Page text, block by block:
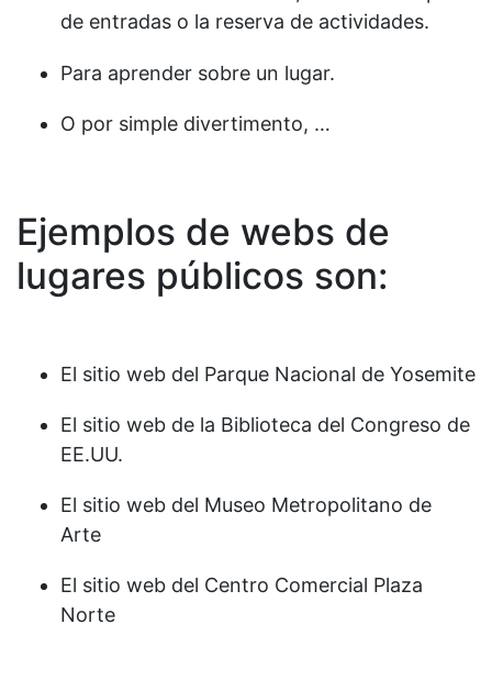
de entradas o la reserva de actividades.
Para aprender sobre un lugar.
O por simple divertimento, …
Ejemplos de webs de
lugares públicos son:
El sitio web del Parque Nacional de Yosemite
El sitio web de la Biblioteca del Congreso de
EE.UU.
El sitio web del Museo Metropolitano de
Arte
El sitio web del Centro Comercial Plaza
Norte